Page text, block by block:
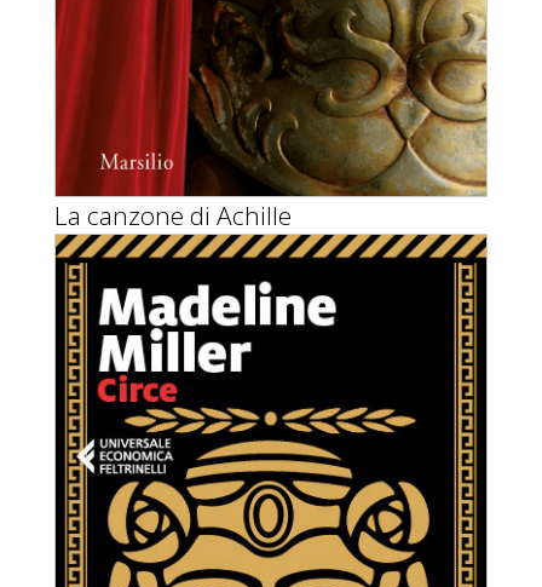
La canzone di Achille